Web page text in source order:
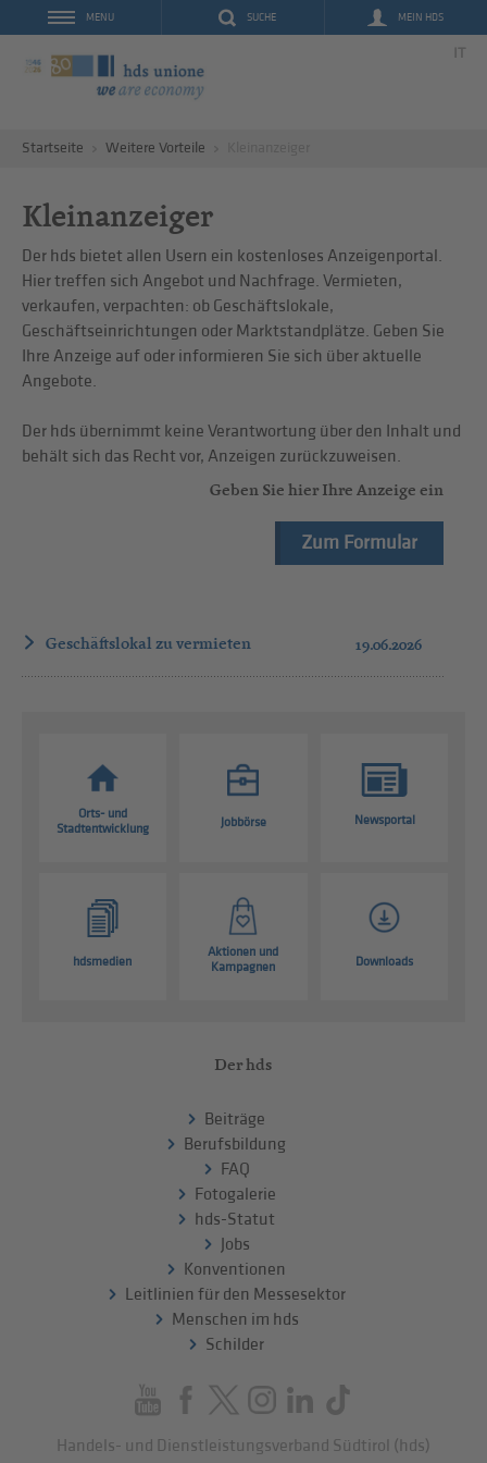
SUCHE MEIN HDS
MENU
IT
Startseite Weitere Vorteile
Kleinanzeiger
Der hds bietet allen Usern ein kostenloses Anzeigenportal.
Hier treffen sich Angebot und Nachfrage. Vermieten,
verkaufen, verpachten: ob Geschäftslokale,
Geschäftseinrichtungen oder Marktstandplätze. Geben Sie
Ihre Anzeige auf oder informieren Sie sich über aktuelle
Angebote.
Der hds übernimmt keine Verantwortung über den Inhalt und
behält sich das Recht vor, Anzeigen zurückzuweisen.
Geben Sie hier Ihre Anzeige ein
Zum Formular
Geschäftslokal zu vermieten 19.06.2026
Orts- und
Stadtentwicklung
Jobbörse Newsportal
hdsmedien
Aktionen und
Kampagnen
Downloads
Der hds
Beiträge
Berufsbildung
FAQ
Fotogalerie
hds-Statut
Jobs
Konventionen
Leitlinien für den Messesektor
Menschen im hds
Schilder
Handels- und Dienstleistungsverband Südtirol (hds)